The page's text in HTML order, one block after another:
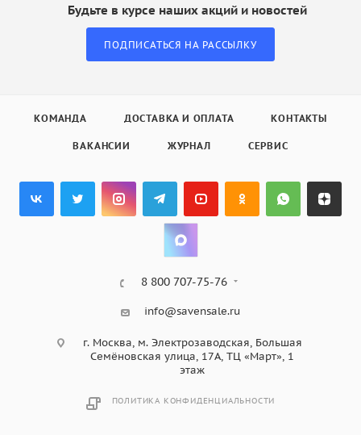
Будьте в курсе наших акций и новостей
ПОДПИСАТЬСЯ НА РАССЫЛКУ
КОМАНДА ДОСТАВКА И ОПЛАТА КОНТАКТЫ
ВАКАНСИИ ЖУРНАЛ СЕРВИС
8 800 707-75-76
info@savensale.ru
г. Москва, м. Электрозаводская, Большая
Семёновская улица, 17А, ТЦ «Март», 1
этаж
ПОЛИТИКА КОНФИДЕНЦИАЛЬНОСТИ